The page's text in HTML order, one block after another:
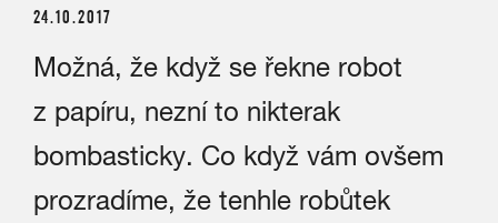
24.10.2017
Možná, že když se řekne robot
z papíru, nezní to nikterak
bombasticky. Co když vám ovšem
prozradíme, že tenhle robůtek